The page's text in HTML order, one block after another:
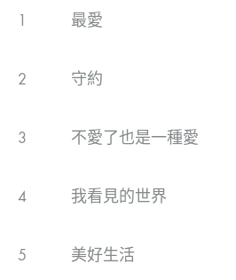
1 最愛
2 守約
3 不愛了也是一種愛
4 我看見的世界
5 美好生活